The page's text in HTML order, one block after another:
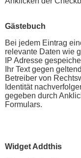
Gästebuch
Bei jedem Eintrag
relevante Daten wie
IP Adresse
Ihr Text gegen
Betreiber von
Identität
gegeben durch
Formulars.
Widget Addthis